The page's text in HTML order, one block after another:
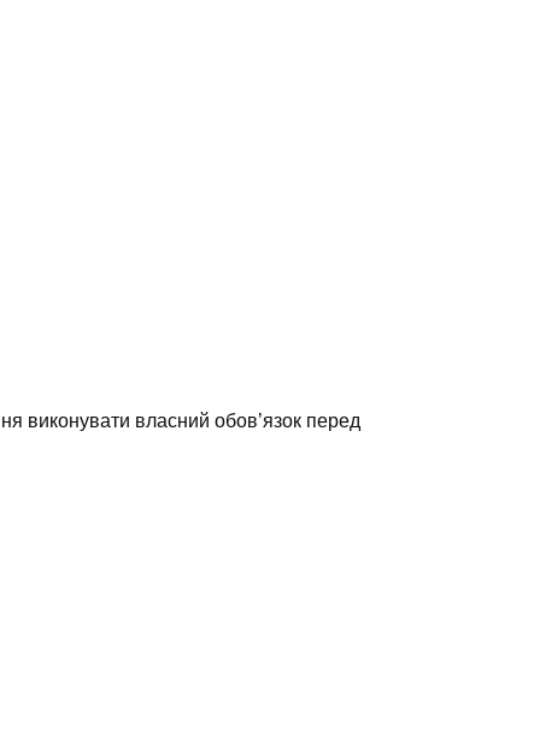
виконувати власний обов’язок перед